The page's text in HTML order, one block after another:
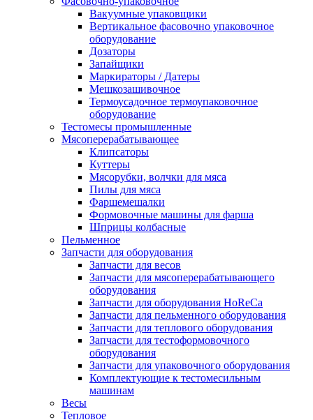
Вакуумные упаковщики
Вертикальное фасовочно упаковочное
оборудование
Дозаторы
Запайщики
Маркираторы / Датеры
Мешкозашивочное
Термоусадочное термоупаковочное
оборудование
Тестомесы промышленные
Мясоперерабатывающее
Клипсаторы
Куттеры
Мясорубки, волчки для мяса
Пилы для мяса
Фаршемешалки
Формовочные машины для фарша
Шприцы колбасные
Пельменное
Запчасти для оборудования
Запчасти для весов
Запчасти для мясоперерабатывающего
оборудования
Запчасти для оборудования HoReCa
Запчасти для пельменного оборудования
Запчасти для теплового оборудования
Запчасти для тестоформовочного
оборудования
Запчасти для упаковочного оборудования
Комплектующие к тестомесильным
машинам
Весы
Тепловое